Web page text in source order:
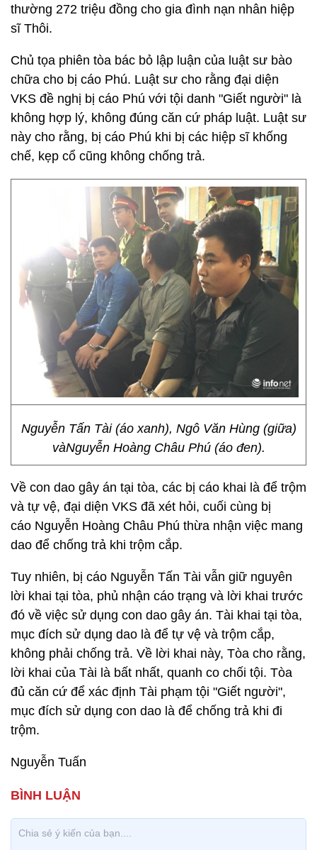
thường 272 triệu đồng cho gia đình nạn nhân hiệp
sĩ Thôi.
Chủ tọa phiên tòa bác bỏ lập luận của luật sư bào
chữa cho bị cáo Phú. Luật sư cho rằng đại diện
VKS đề nghị bị cáo Phú với tội danh "Giết người" là
không hợp lý, không đúng căn cứ pháp luật. Luật sư
này cho rằng, bị cáo Phú khi bị các hiệp sĩ khống
chế, kẹp cổ cũng không chống trả.
Nguyễn Tấn Tài (áo xanh), Ngô Văn Hùng (giữa)
vàNguyễn Hoàng Châu Phú (áo đen).
Về con dao gây án tại tòa, các bị cáo khai là để trộm
và tự vệ, đại diện VKS đã xét hỏi, cuối cùng bị
cáo Nguyễn Hoàng Châu Phú thừa nhận việc mang
dao để chống trả khi trộm cắp.
Tuy nhiên, bị cáo Nguyễn Tấn Tài vẫn giữ nguyên
lời khai tại tòa, phủ nhận cáo trạng và lời khai trước
đó về việc sử dụng con dao gây án. Tài khai tại tòa,
mục đích sử dụng dao là để tự vệ và trộm cắp,
không phải chống trả. Về lời khai này, Tòa cho rằng,
lời khai của Tài là bất nhất, quanh co chối tội. Tòa
đủ căn cứ để xác định Tài phạm tội "Giết người",
mục đích sử dụng con dao là để chống trả khi đi
trộm.
Nguyễn Tuấn